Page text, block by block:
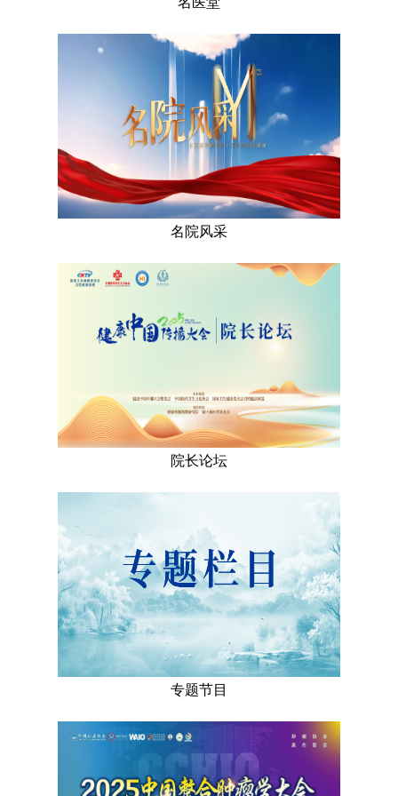
名院风采
院长论坛
专题节目